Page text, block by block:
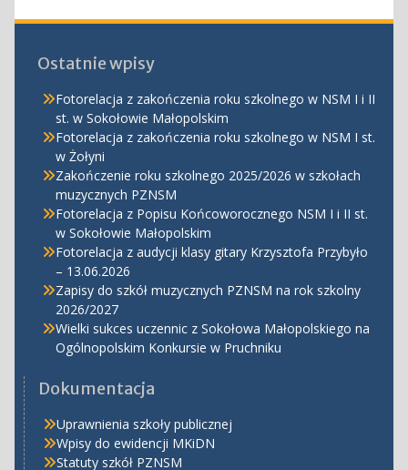
Ostatnie wpisy
Fotorelacja z zakończenia roku szkolnego w NSM I i II
st. w Sokołowie Małopolskim
Fotorelacja z zakończenia roku szkolnego w NSM I st.
w Żołyni
Zakończenie roku szkolnego 2025/2026 w szkołach
muzycznych PZNSM
Fotorelacja z Popisu Końcoworocznego NSM I i II st.
w Sokołowie Małopolskim
Fotorelacja z audycji klasy gitary Krzysztofa Przybyło
– 13.06.2026
Zapisy do szkół muzycznych PZNSM na rok szkolny
2026/2027
Wielki sukces uczennic z Sokołowa Małopolskiego na
Ogólnopolskim Konkursie w Pruchniku
Dokumentacja
Uprawnienia szkoły publicznej
Wpisy do ewidencji MKiDN
Statuty szkół PZNSM